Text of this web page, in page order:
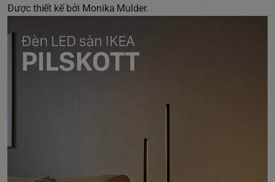
Được thiết kế bởi Monika Mulder.